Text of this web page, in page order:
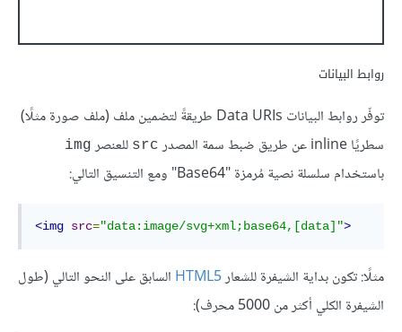
روابط البيانات
توفّر روابط البيانات Data URIs طريقةً لتضمين ملف (ملف صورة مثلًا)
سطريًا inline عن طريق ضبط سمة المصدر
src للعنصر img
باستخدام سلسلة نصية مُرمزة "Base64" ومع التنسيق التالي:
<img src="data:image/svg+xml;base64,[data]">
مثلًا: تكون بداية الشيفرة للشعارHTML5 السابق على النحو التالي (طول
الشيفرة الكلي أكثر من 5000 محرف):